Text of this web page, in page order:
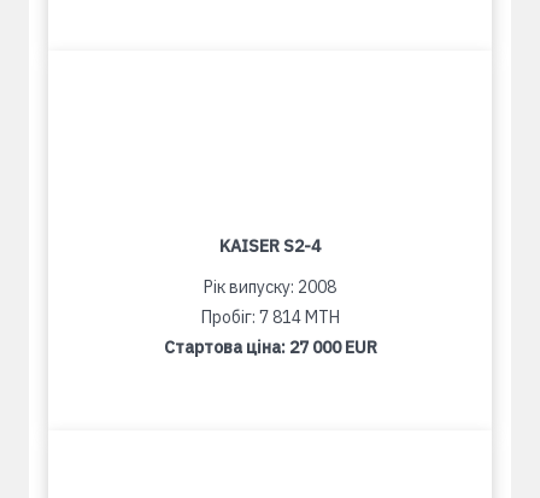
KAISER S2-4
Рік випуску: 2008
Пробіг: 7 814 MTH
Стартова ціна: 27 000 EUR